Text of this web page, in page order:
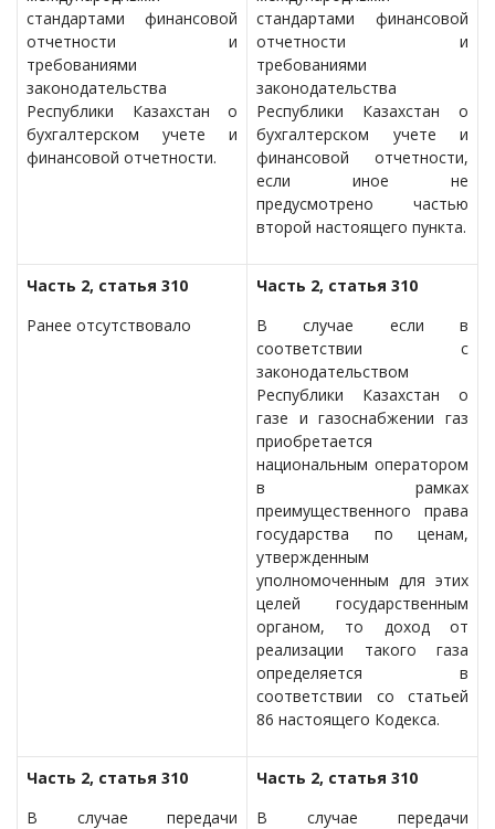
стандартами финансовой
отчетности и
требованиями
законодательства
Республики Казахстан о
бухгалтерском учете и
финансовой отчетности.
стандартами финансовой
отчетности и
требованиями
законодательства
Республики Казахстан о
бухгалтерском учете и
финансовой отчетности,
если иное не
предусмотрено частью
второй настоящего пункта.
Часть 2, статья 310
Ранее отсутствовало
Часть 2, статья 310
В случае если в
соответствии с
законодательством
Республики Казахстан о
газе и газоснабжении газ
приобретается
национальным оператором
в рамках
преимущественного права
государства по ценам,
утвержденным
уполномоченным для этих
целей государственным
органом, то доход от
реализации такого газа
определяется в
соответствии со статьей
86 настоящего Кодекса.
Часть 2, статья 310
В случае передачи
Часть 2, статья 310
В случае передачи